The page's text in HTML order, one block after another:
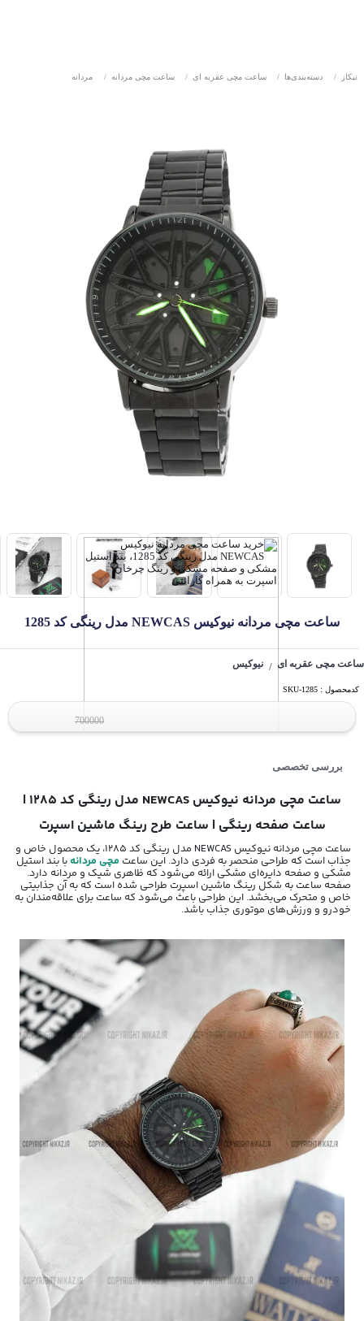
نیکاز / دسته‌بندی‌ها / ساعت مچی عقربه ای / ساعت مچی مردانه / مردانه
ساعت مچی مردانه نیوکیس NEWCAS مدل رینگی کد 1285
ساعت مچی عقربه ای / نیوکیس
کدمحصول : SKU-1285
700000
بررسی تخصصی
ساعت مچی مردانه نیوکیس NEWCAS مدل رینگی کد 1285 |
ساعت صفحه رینگی | ساعت طرح رینگ ماشین اسپرت
ساعت مچی مردانه نیوکیس NEWCAS مدل رینگی کد 1285، یک محصول خاص و
جذاب است که طراحی منحصر به فردی دارد. این ساعت مچی مردانه با بند استیل
مشکی و صفحه دایره‌ای مشکی ارائه می‌شود که ظاهری شیک و مردانه دارد.
صفحه ساعت به شکل رینگ ماشین اسپرت طراحی شده است که به آن جذابیتی
خاص و متحرک می‌بخشد. این طراحی باعث می‌شود که ساعت برای علاقه‌مندان به
خودرو و ورزش‌های موتوری جذاب باشد.